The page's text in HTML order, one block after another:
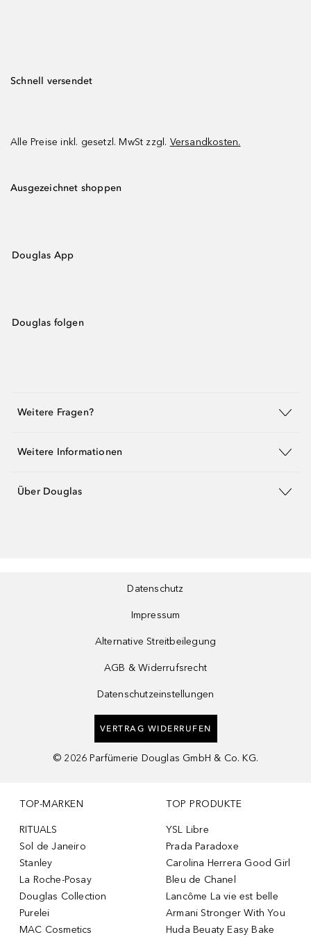
Schnell versendet
Alle Preise inkl. gesetzl. MwSt zzgl. Versandkosten.
Ausgezeichnet shoppen
Douglas App
Douglas folgen
Weitere Fragen?
Weitere Informationen
Über Douglas
Datenschutz
Impressum
Alternative Streitbeilegung
AGB & Widerrufsrecht
Datenschutzeinstellungen
VERTRAG WIDERRUFEN
© 2026 Parfümerie Douglas GmbH & Co. KG.
TOP-MARKEN
RITUALS
Sol de Janeiro
Stanley
La Roche-Posay
Douglas Collection
Purelei
MAC Cosmetics
TOP PRODUKTE
YSL Libre
Prada Paradoxe
Carolina Herrera Good Girl
Bleu de Chanel
Lancôme La vie est belle
Armani Stronger With You
Huda Beuaty Easy Bake